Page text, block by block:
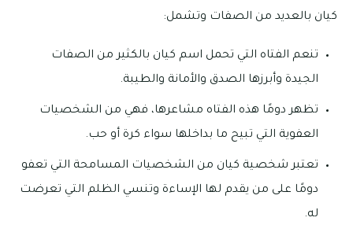
كيان بالعديد من الصفات وتشمل:
تنعم الفتاه التي تحمل اسم كيان بالكثير من الصفات
الجيدة وأبرزها الصدق والأمانة والطيبة.
تظهر دومًا هذه الفتاه مشاعرها، فهي من الشخصيات
العفوية التي تبيح ما بداخلها سواء كرة أو حب.
تعتبر شخصية كيان من الشخصيات المسامحة التي تعفو
دومًا على من يقدم لها الإساءة وتنسي الظلم التي تعرضت
له.